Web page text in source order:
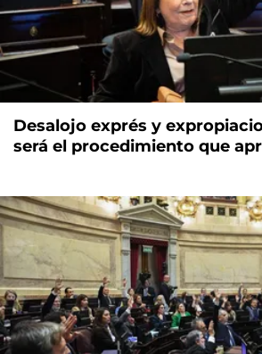
Desalojo exprés y
será el procedimiento que